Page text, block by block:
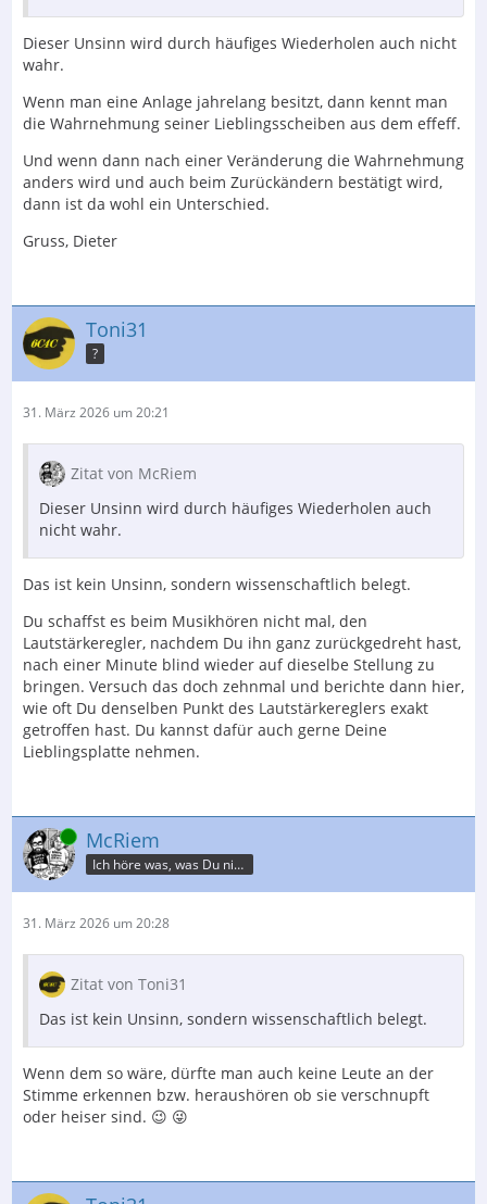
Dieser Unsinn wird durch häufiges Wiederholen auch nicht
wahr.
Wenn man eine Anlage jahrelang besitzt, dann kennt man
die Wahrnehmung seiner Lieblingsscheiben aus dem effeff.
Und wenn dann nach einer Veränderung die Wahrnehmung
anders wird und auch beim Zurückändern bestätigt wird,
dann ist da wohl ein Unterschied.
Gruss, Dieter
Toni31
?
31. März 2026 um 20:21
Zitat von McRiem
Dieser Unsinn wird durch häufiges Wiederholen auch
nicht wahr.
Das ist kein Unsinn, sondern wissenschaftlich belegt.
Du schaffst es beim Musikhören nicht mal, den
Lautstärkeregler, nachdem Du ihn ganz zurückgedreht hast,
nach einer Minute blind wieder auf dieselbe Stellung zu
bringen. Versuch das doch zehnmal und berichte dann hier,
wie oft Du denselben Punkt des Lautstärkereglers exakt
getroffen hast. Du kannst dafür auch gerne Deine
Lieblingsplatte nehmen.
Online McRiem
Ich höre was, was Du nicht misst.
31. März 2026 um 20:28
Zitat von Toni31
Das ist kein Unsinn, sondern wissenschaftlich belegt.
Wenn dem so wäre, dürfte man auch keine Leute an der
Stimme erkennen bzw. heraushören ob sie verschnupft
oder heiser sind. 😉 😜